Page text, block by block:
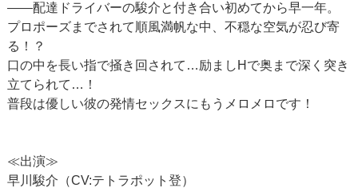
――配達ドライバーの駿介と付き合い初めてから早一年。
プロポーズまでされて順風満帆な中、不穏な空気が忍び寄
る！？
口の中を長い指で掻き回されて…励ましHで奥まで深く突き
立てられて…！
普段は優しい彼の発情セックスにもうメロメロです！
≪出演≫
早川駿介（CV:テトラポット登）